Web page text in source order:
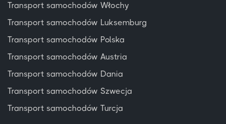
Transport samochodów Włochy
Transport samochodów Luksemburg
Transport samochodów Polska
Transport samochodów Austria
Transport samochodów Dania
Transport samochodów Szwecja
Transport samochodów Turcja